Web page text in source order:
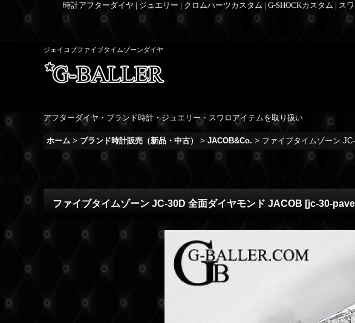
時計アフターダイヤ | ジュエリー | クロムハーツカスタム | G-SHOCKカスタム |
ジェイコブファイブタイムゾーンダイヤ
アフターダイヤ・ブランド時計・ジュエリー・スワロアイテムを取り扱い
ホーム > ブランド時計販売（新品・中古） > JACOB&Co. > ファイブタイムゾーン
ファイブタイムゾーン JC-30D 全面ダイヤモンド JACOB [jc-30-pave